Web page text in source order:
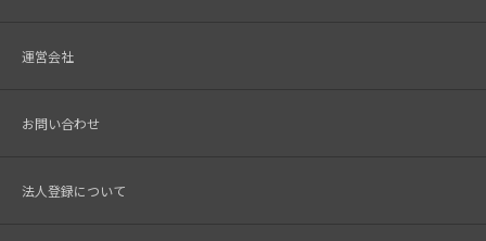
運営会社
お問い合わせ
法人登録について